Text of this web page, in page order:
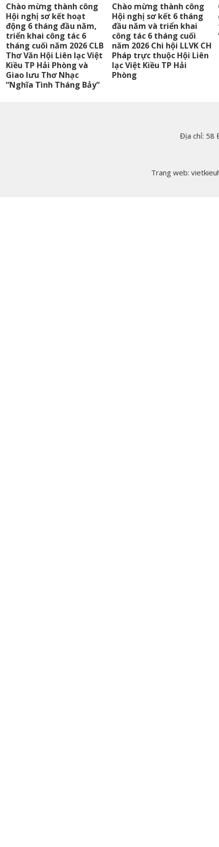
Chào mừng thành công
Hội nghị sơ kết hoạt
động 6 tháng đầu năm,
triển khai công tác 6
tháng cuối năm 2026 CLB
Thơ Văn Hội Liên lạc Việt
Kiều TP Hải Phòng và
Giao lưu Thơ Nhạc
“Nghĩa Tình Tháng Bảy”
Chào mừng thành công
Hội nghị sơ kết 6 tháng
đầu năm và triển khai
công tác 6 tháng cuối
năm 2026 Chi hội LLVK CH
Pháp trực thuộc Hội Liên
lạc Việt Kiều TP Hải
Phòng
Địa chỉ: 58
Trang web: